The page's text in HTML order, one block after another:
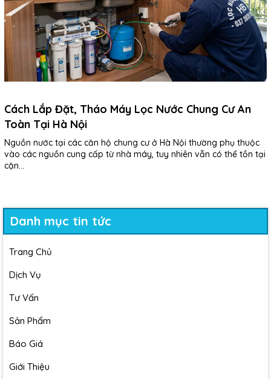
Cách Lắp Đặt, Tháo Máy Lọc Nước Chung Cư An
Toàn Tại Hà Nội
Nguồn nước tại các căn hộ chung cư ở Hà Nội thường phụ thuộc
vào các nguồn cung cấp từ nhà máy, tuy nhiên vẫn có thể tồn tại
cặn...
Danh mục tin tức
Trang Chủ
Dịch Vụ
Tư Vấn
Sản Phẩm
Báo Giá
Giới Thiệu